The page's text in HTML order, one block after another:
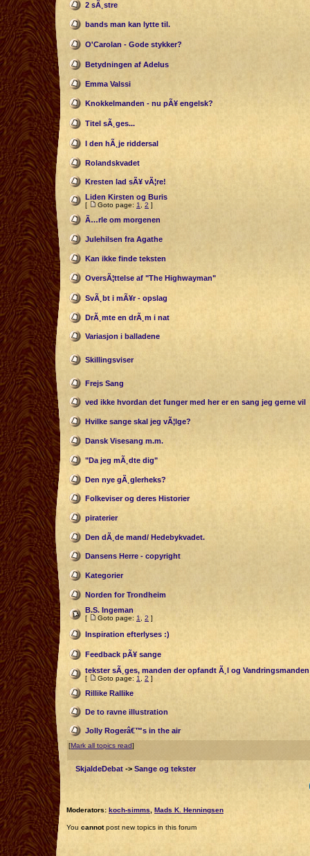
2 sÃ¸stre
bands man kan lytte til.
O'Carolan - Gode stykker?
Betydningen af Adelus
Emma Valssi
Knokkelmanden - nu pÃ¥ engelsk?
Titel sÃ¸ges...
I den hÃ¸je riddersal
Rolandskvadet
Kresten lad sÃ¥ vÃ¦re!
Liden Kirsten og Buris
[ Goto page: 1 2 ]
Ã…rle om morgenen
Julehilsen fra Agathe
Kan ikke finde teksten
OversÃ¦ttelse af "The Highwayman"
SvÃ¸bt i mÃ¥r - opslag
DrÃ¸mte en drÃ¸m i nat
Variasjon i balladene
Skillingsviser
Frejs Sang
ved ikke hvordan det funger med her er en sang jeg gerne vil
Hvilke sange skal jeg vÃ¦lge?
Dansk Visesang m.m.
"Da jeg mÃ¸dte dig"
Den nye gÃ¸glerheks?
Folkeviser og deres Historier
piraterier
Den dÃ¸de mand/ Hedebykvadet.
Dansens Herre - copyright
Kategorier
Norden for Trondheim
B.S. Ingeman
[ Goto page: 1 2 ]
Inspiration efterlyses :)
Feedback pÃ¥ sange
tekster sÃ¸ges, manden der opfandt Ã¸l og Vandringsmanden
[ Goto page: 1 2 ]
Rillike Rallike
De to ravne illustration
Jolly Rogerâ€™s in the air
[Mark all topics read]
SkjaldeDebat -> Sange og tekster
Moderators: koch-simms Mads K. Henningsen
You cannotpost new topics in this forum